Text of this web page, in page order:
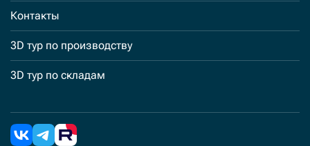
Контакты
3D тур по производству
3D тур по складам